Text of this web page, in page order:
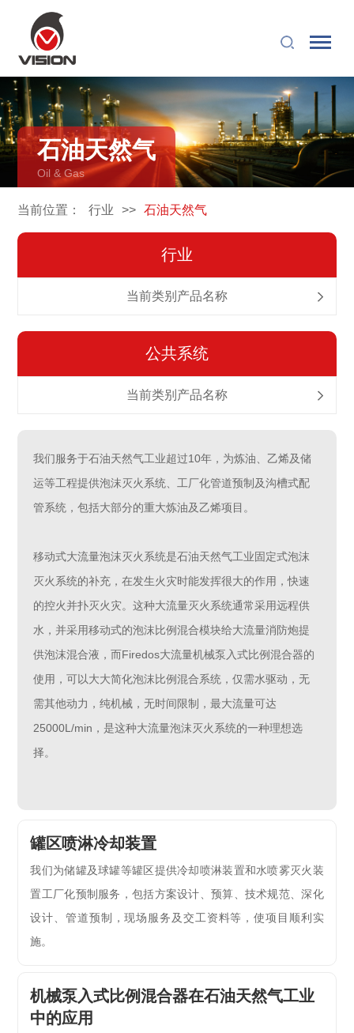
石油天然气
Oil & Gas
当前位置： 行业 >> 石油天然气
行业
当前类别产品名称
公共系统
当前类别产品名称
我们服务于石油天然气工业超过10年，为炼油、乙烯及储
运等工程提供泡沫灭火系统、工厂化管道预制及沟槽式配
管系统，包括大部分的重大炼油及乙烯项目。
移动式大流量泡沫灭火系统是石油天然气工业固定式泡沫
灭火系统的补充，在发生火灾时能发挥很大的作用，快速
的控火并扑灭火灾。这种大流量灭火系统通常采用远程供
水，并采用移动式的泡沫比例混合模块给大流量消防炮提
供泡沫混合液，而Firedos大流量机械泵入式比例混合器的
使用，可以大大简化泡沫比例混合系统，仅需水驱动，无
需其他动力，纯机械，无时间限制，最大流量可达
25000L/min，是这种大流量泡沫灭火系统的一种理想选
择。
罐区喷淋冷却装置
我们为储罐及球罐等罐区提供冷却喷淋装置和水喷雾灭火装
置工厂化预制服务，包括方案设计、预算、技术规范、深化
设计、管道预制，现场服务及交工资料等，使项目顺利实
施。
机械泵入式比例混合器在石油天然气工业
中的应用